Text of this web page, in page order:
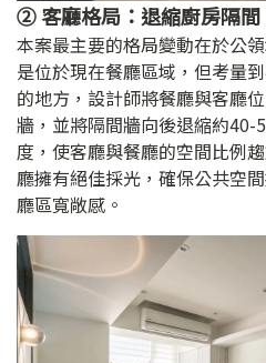
② 客廳格局：退縮廚房隔間
本案最主要的格局變動在於公
是位於現在餐廳區域，但考量
的地方，設計師將餐廳與客廳
牆，並將隔間牆向後退縮約40-
度，使客廳與餐廳的空間比例
廳擁有絕佳採光，確保公共空
廳區寬敞感。